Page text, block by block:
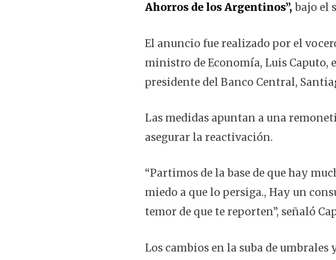
Ahorros de los Argentinos”, bajo el
El anuncio fue realizado por el
ministro de Economía, Luis Caputo,
presidente del Banco Central,
Las medidas apuntan a una
asegurar la reactivación.
“Partimos de la base de que hay
miedo a que lo persiga., Hay un
temor de que te reporten”, señaló
Los cambios en la suba de umbrales